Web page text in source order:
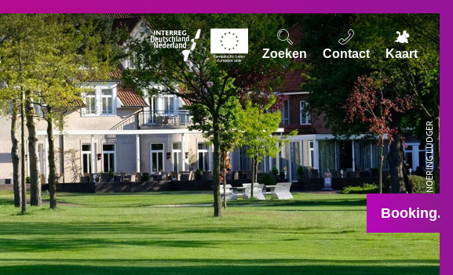
Zoeken Contact Kaart
© NOERING LUDGER